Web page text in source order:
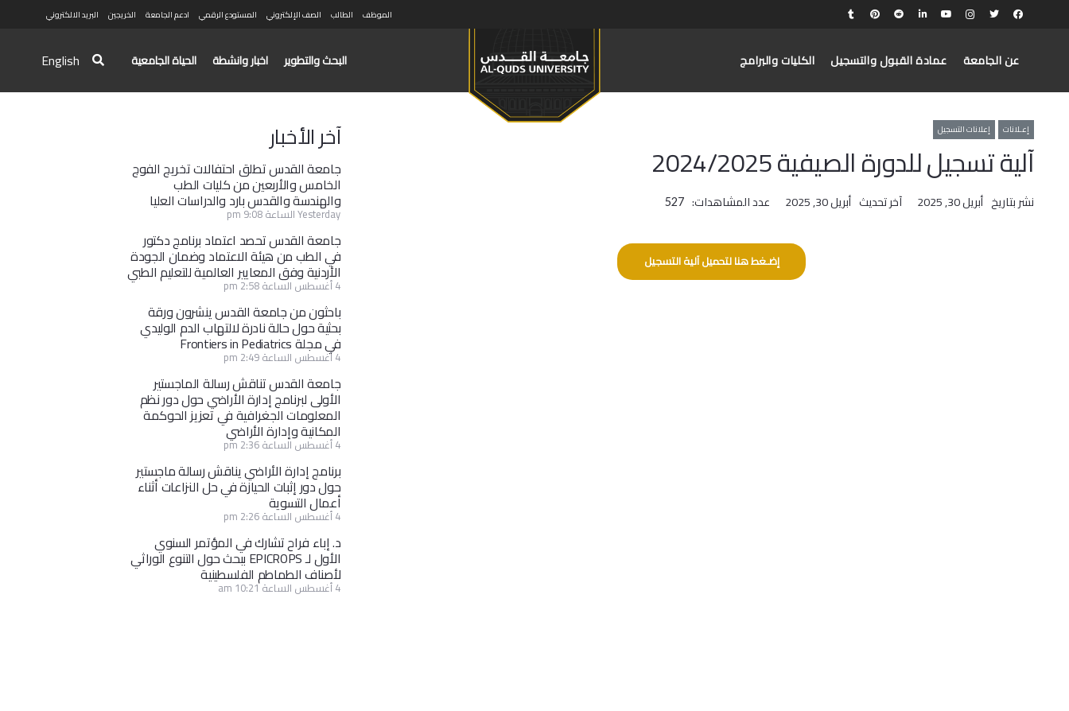
الموظف الطالب الصف الإلكتروني المستودع الرقمي ادعم الجامعة الخريجين البريد الالكتروني
عن الجامعة عمادة القبول والتسجيل الكليات والبرامج البحث والتطوير اخبار وانشطة الحياة الجامعية English
إعـلانات إعلانات التسجيل
آلية تسجيل للدورة الصيفية 2024/2025
نشر بتاريخ أبريل 30, 2025 آخر تحديث أبريل 30, 2025 عدد المشاهدات: 527
إضـغط هنا لتحميل آلية التسجيل
آخر الأخبار
جامعة القدس تطلق احتفالات تخريج الفوج
الخامس والأربعين من كليات الطب
والهندسة والقدس بارد والدراسات العليا
Yesterday الساعة 9:08 pm
جامعة القدس تحصد اعتماد برنامج دكتور
في الطب من هيئة الاعتماد وضمان الجودة
الأردنية وفق المعايير العالمية للتعليم الطبي
4 أغسطس الساعة 2:58 pm
باحثون من جامعة القدس ينشرون ورقة
بحثية حول حالة نادرة لالتهاب الدم الوليدي
في مجلة Frontiers in Pediatrics
4 أغسطس الساعة 2:49 pm
جامعة القدس تناقش رسالة الماجستير
الأولى لبرنامج إدارة الأراضي حول دور نظم
المعلومات الجغرافية في تعزيز الحوكمة
المكانية وإدارة الأراضي
4 أغسطس الساعة 2:36 pm
برنامج إدارة الأراضي يناقش رسالة ماجستير
حول دور إثبات الحيازة في حل النزاعات أثناء
أعمال التسوية
4 أغسطس الساعة 2:26 pm
د. إباء فراح تشارك في المؤتمر السنوي
الأول لـ EPICROPS ببحث حول التنوع الوراثي
لأصناف الطماطم الفلسطينية
4 أغسطس الساعة 10:21 am